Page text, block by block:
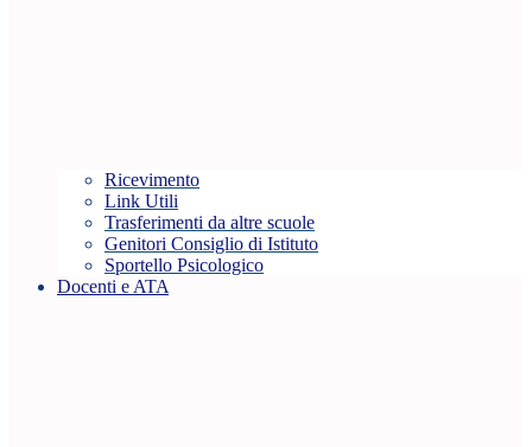
Ricevimento
Link Utili
Trasferimenti da altre scuole
Genitori Consiglio di Istituto
Sportello Psicologico
Docenti e ATA